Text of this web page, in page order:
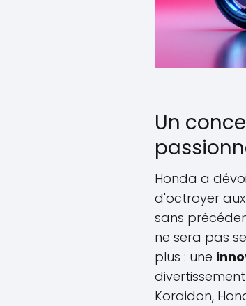
Un
Honda a
d'octroyer
sans
ne sera pas
plus : une
Koraidon,